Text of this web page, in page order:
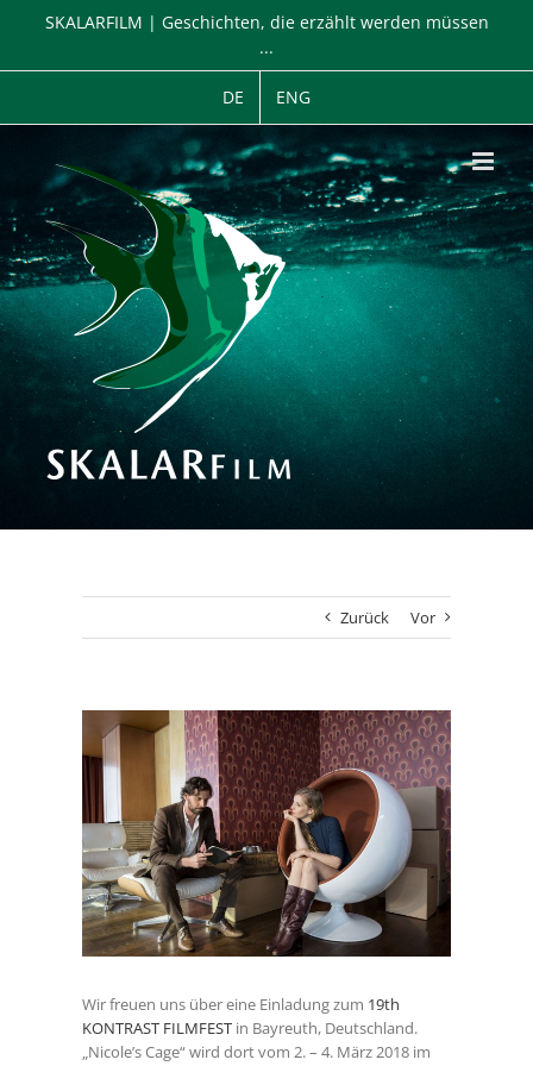
SKALARFILM | Geschichten, die erzählt werden müssen
...
DE ENG
Zurück Vor
Zeige
grösseres
Bild
Wir freuen uns über eine Einladung zum 19th
KONTRAST FILMFESTin Bayreuth, Deutschland.
„Nicole’s Cage“ wird dort vom 2. – 4. März 2018 im